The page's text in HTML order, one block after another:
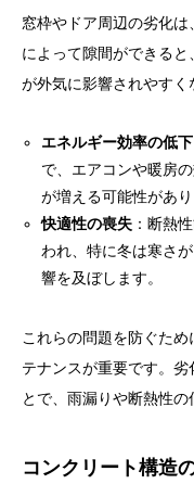
窓枠やドア周辺の劣化
によって隙間ができる
が外気に影響されやすく
エネルギー効率の低下
で、エアコンや暖房
が増える可能性があり
快適性の喪失 ：断熱
われ、特に冬は寒さ
響を及ぼします。
これらの問題を防ぐた
テナンスが重要です。
とで、雨漏りや断熱性の
コンクリート構造